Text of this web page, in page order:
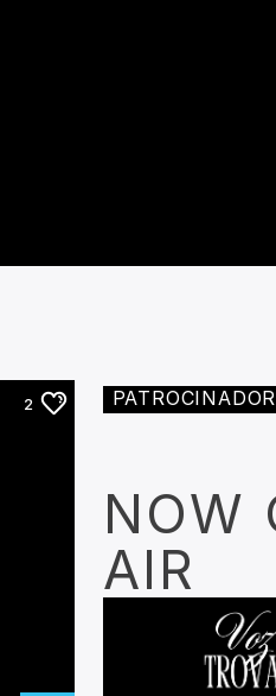
2 PATROCINADOR
NOW
AIR